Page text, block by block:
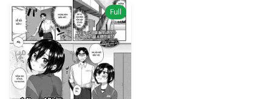
Full